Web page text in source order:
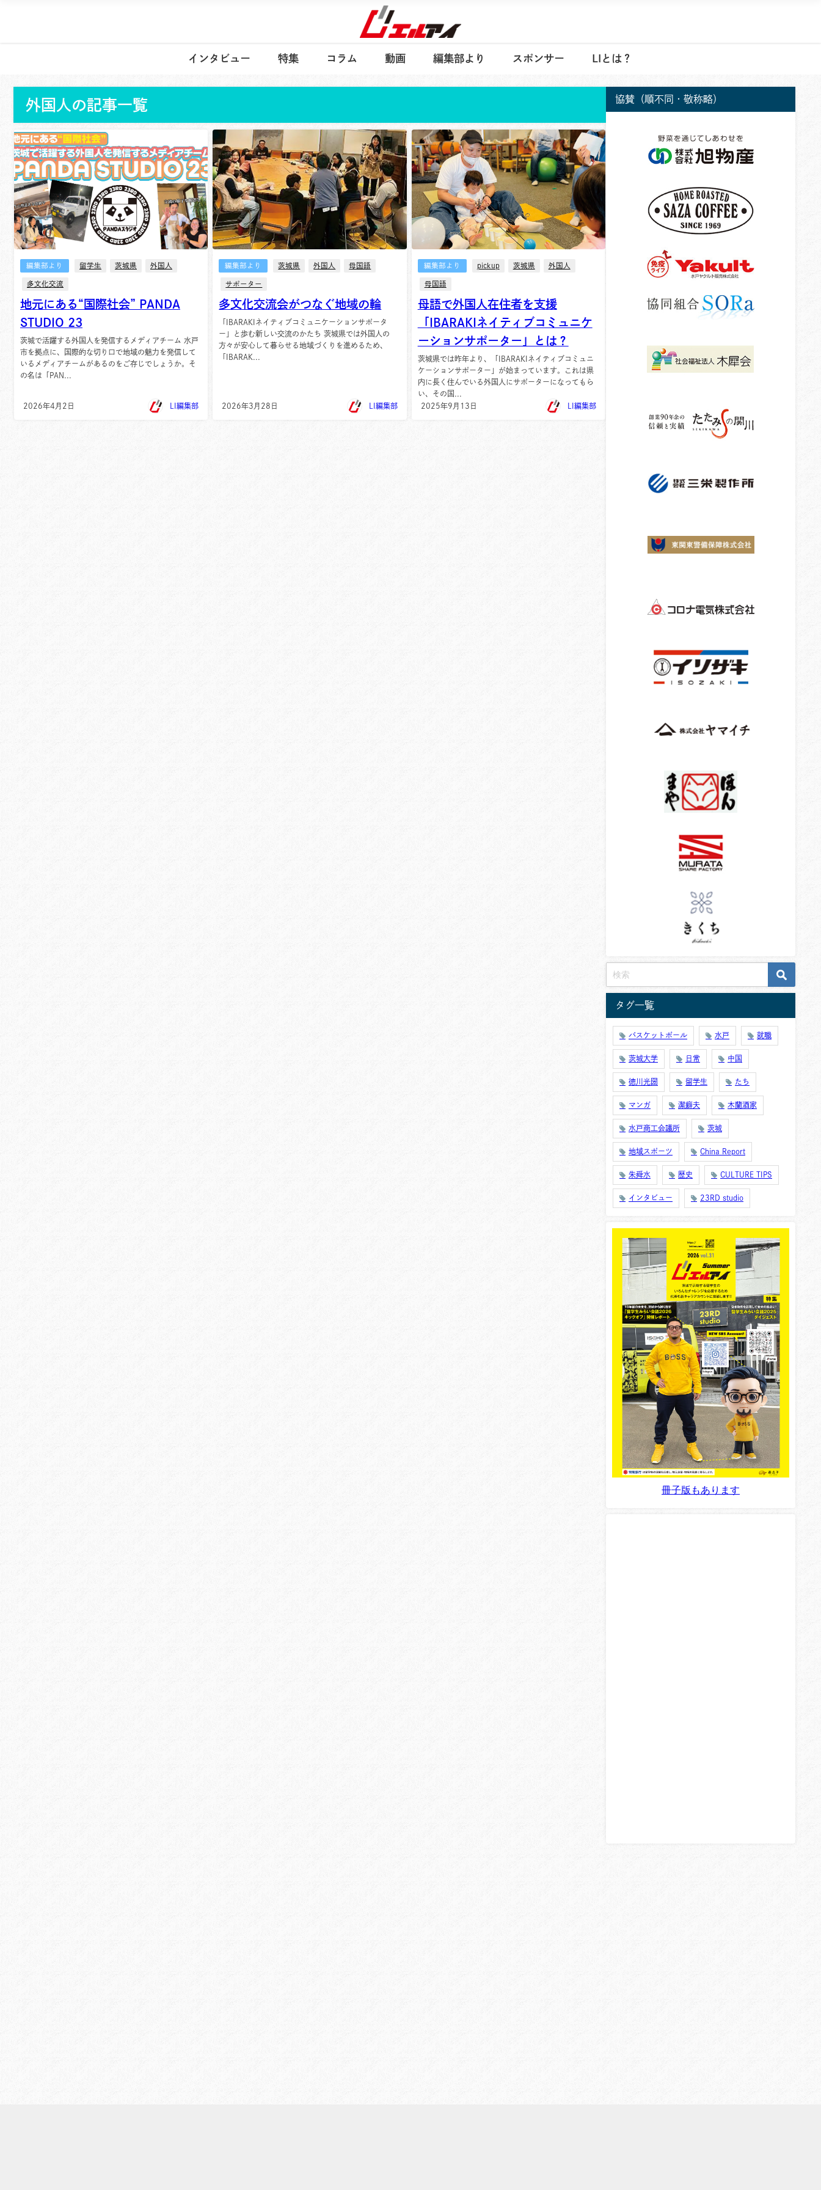
インタビュー 特集 コラム 動画 編集部より スポンサー LIとは？
外国人の記事一覧
編集部より 留学生 茨城県 外国人
多文化交流
地元にある“国際社会” PANDA
STUDIO 23
茨城で活躍する外国人を発信するメディアチーム 水戸
市を拠点に、国際的な切り口で地域の魅力を発信して
いるメディアチームがあるのをご存じでしょうか。そ
の名は「PAN...
2026年4月2日 LI編集部
編集部より 茨城県 外国人 母国語
サポーター
多文化交流会がつなぐ地域の輪
「IBARAKIネイティブコミュニケーションサポータ
ー」と歩む新しい交流のかたち 茨城県では外国人の
方々が安心して暮らせる地域づくりを進めるため、
「IBARAK...
2026年3月28日 LI編集部
編集部より pickup 茨城県 外国人
母国語
母語で外国人在住者を支援
「IBARAKIネイティブコミュニケ
ーションサポーター」とは？
茨城県では昨年より、「IBARAKIネイティブコミュニ
ケーションサポーター」が始まっています。これは県
内に長く住んでいる外国人にサポーターになってもら
い、その国...
2025年9月13日
LI編集部
協賛（順不同・敬称略）
タグ一覧
バスケットボール 水戸 就職
茨城大学 日常 中国
徳川光圀 留学生 たち
マンガ 潔癖夫 木蘭酒家
水戸商工会議所 茨城
地域スポーツ China Report
朱舜水 歴史 CULTURE TIPS
インタビュー 23RD studio
冊子版もあります